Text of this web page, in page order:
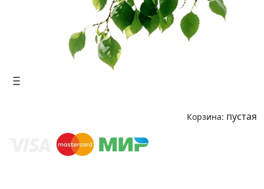
Корзина: пустая